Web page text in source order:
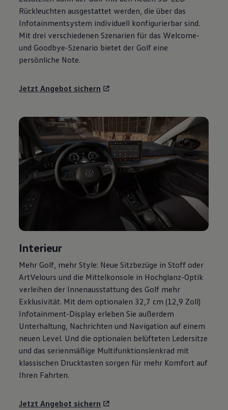
Motorenöl und Flüssigkeiten
Räder und Reifen
Pannen- und Unfallhilfe
Economy Service
Volkswagen Teile
Zubehör
Modellspezifisches Zubehör
Entertainment und Elektronik
Digitale Extras
Dienste für Ihr Modell finden
Volkswagen Apps, Login und Shop
Handy und Fahrzeug verbinden
Updates für Software, Karten und Radio
Über Ihr Auto
Vorgängermodelle
Kundeninformationen
Volkswagen Kundenbetreuung
Warn- und Kontrollleuchten
Digitale Betriebsanleitung
Lifestyle
Familie
Elektromobilität
Volkswagen R
Pannen- und Unfallhilfe
Volkswagen Kundenbetreuung
Rückleuchten ausgestattet werden, die über das
Infotainmentsystem individuell konfigurierbar sind.
Mit drei verschiedenen Szenarien für das Welcome-
und Goodbye-Szenario bietet der Golf eine
persönliche Note.
Jetzt Angebot sichern
Interieur
Mehr Golf , mehr Style: Neue Sitzbezüge in Stoff oder
ArtVelours und die Mittelkonsole in Hochglanz-Optik
verleihen der Innenausstattung des Golf mehr
Exklusivität. Mit dem optionalen 32,7 cm (12,9 Zoll)
Infotainment-Display erleben Sie außerdem
Unterhaltung, Nachrichten und Navigation auf einem
neuen Level. Und die optionalen belüfteten Ledersitze
und das serienmäßige Multifunktionslenkrad mit
klassischen Drucktasten sorgen für mehr Komfort auf
Ihren Fahrten.
Jetzt Angebot sichern